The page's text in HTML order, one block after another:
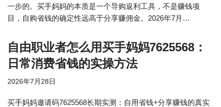
一步的。买手妈妈的本质是一个导购返利工具，不是赚钱项
目，自购省钱的确定性远高于分享赚佣金。2026年7月…
自由职业者怎么用买手妈妈7625568：
日常消费省钱的实操方法
2026年7月28日
买手妈妈邀请码7625568长期实测：自用省钱+分享赚钱的真实